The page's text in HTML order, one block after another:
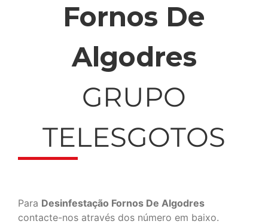
Fornos De
Algodres
GRUPO
TELESGOTOS
Para Desinfestação Fornos De Algodres
contacte-nos através dos número em baixo.